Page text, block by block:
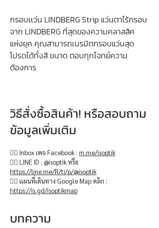
กรอบเเว่น LINDBERG Strip แว่นตาไร้กรอบ
จาก LINDBERG ที่สุดของความคลาสสิค
แห่งยุค คุณสามารถเนรมิตกรอบแว่นสุด
โปรดได้ทั้งสี ขนาด ตอบทุกโจทย์ความ
ต้องการ
วิธีสั่งซื้อสินค้า! หรือสอบถาม
ข้อมูลเพิ่มเติม
👉🏻 Inbox เพจ Facebook : m.me/isoptik
👉🏻 LINE ID : @isoptik หรือ
https://line.me/R/ti/p/@isoptik
👉🏻 แผนที่เดินทาง Google Map คลิก :
https://is.gd/isoptikmap
บทความ